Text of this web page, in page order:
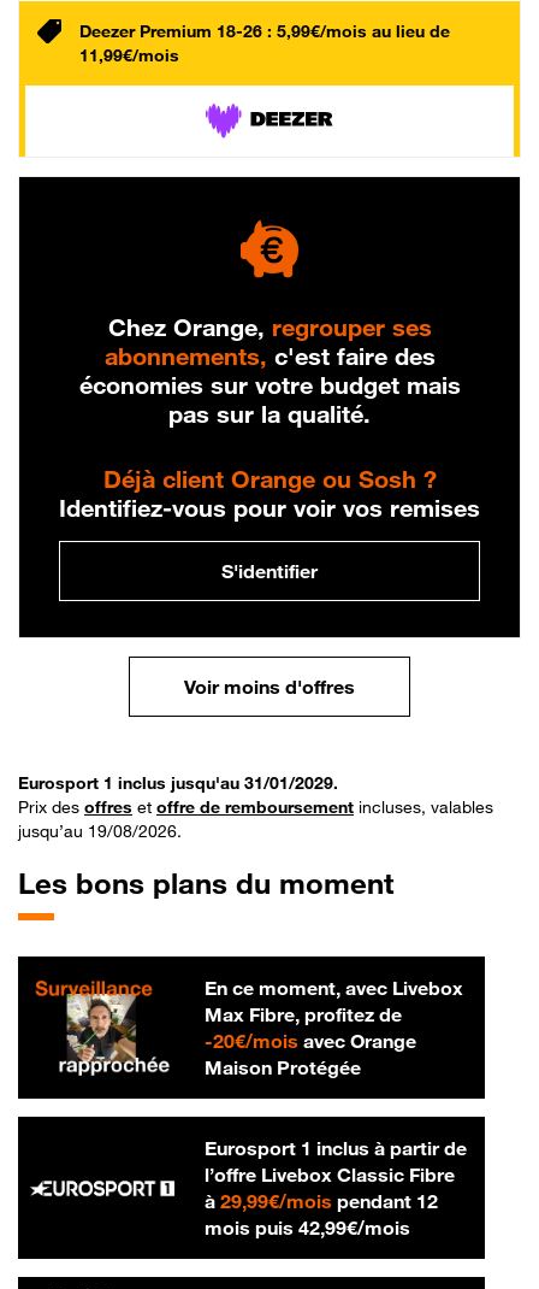
Deezer Premium 18-26 : 5,99€/mois au lieu de
11,99€/mois
Chez Orange, regrouper ses
abonnements, c'est faire des
économies sur votre budget mais
pas sur la qualité.
Déjà client Orange ou Sosh ?
Identifiez-vous pour voir vos remises
S'identifier
Voir moins d'offres
Eurosport 1 inclus jusqu'au 31/01/2029.
Prix des offres et offre de remboursement incluses, valables
jusqu’au 19/08/2026.
Les bons plans du moment
En ce moment, avec Livebox
Max Fibre, profitez de
-20€/mois20 € par mois
avec Orange
Maison Protégée
Eurosport 1 inclus à partir de
l’offre Livebox Classic Fibre
à 29,99€/mois29,99 € par mois
pendant 12
mois puis 42,99€/mois42,99 € par